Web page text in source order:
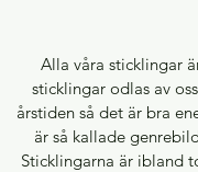
Alla våra sticklingar
sticklingar odlas av
årstiden så det är bra
är så kallade
Sticklingarna är ibland